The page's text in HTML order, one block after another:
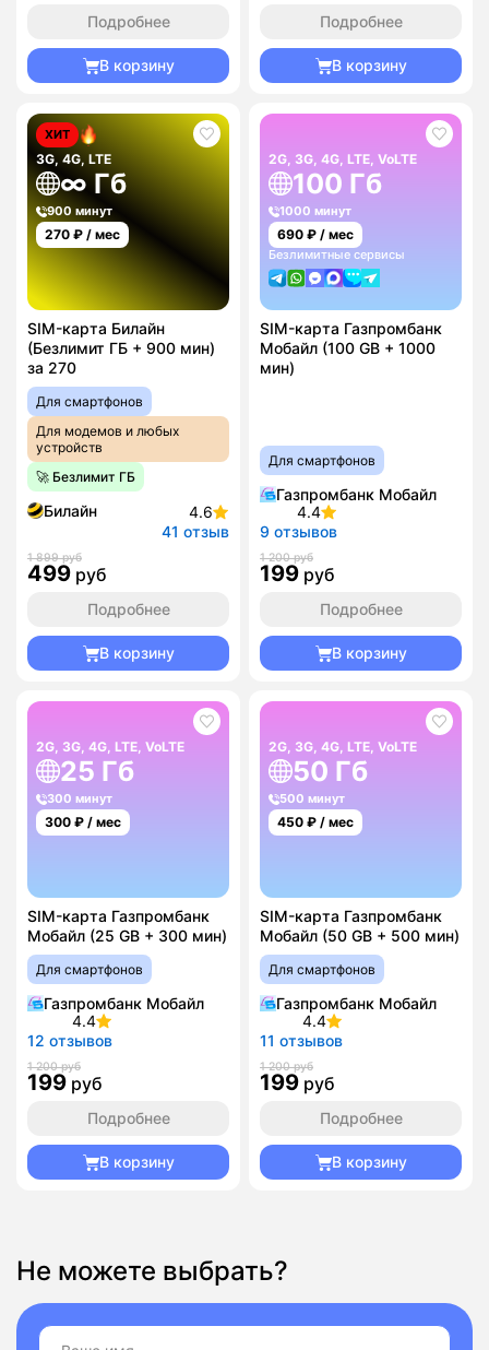
Подробнее
В корзину
Подробнее
В корзину
ХИТ
3G, 4G, LTE
∞ Гб
900 минут
270 ₽ / мес
SIM-карта Билайн
(Безлимит ГБ + 900 мин)
за 270
Для смартфонов
Для модемов и любых
устройств
🚀 Безлимит ГБ
Билайн
4.6
41 отзыв
1 899 руб
499 руб
Подробнее
В корзину
2G, 3G, 4G, LTE, VoLTE
100 Гб
1000 минут
690 ₽ / мес
Безлимитные сервисы
SIM-карта Газпромбанк
Мобайл (100 GB + 1000
мин)
Для смартфонов
Газпромбанк Мобайл
4.4
9 отзывов
1 200 руб
199 руб
Подробнее
В корзину
2G, 3G, 4G, LTE, VoLTE
25 Гб
300 минут
300 ₽ / мес
SIM-карта Газпромбанк
Мобайл (25 GB + 300 мин)
Для смартфонов
Газпромбанк Мобайл
4.4
12 отзывов
1 200 руб
199 руб
Подробнее
В корзину
2G, 3G, 4G, LTE, VoLTE
50 Гб
500 минут
450 ₽ / мес
SIM-карта Газпромбанк
Мобайл (50 GB + 500 мин)
Для смартфонов
Газпромбанк Мобайл
4.4
11 отзывов
1 200 руб
199 руб
Подробнее
В корзину
Не можете выбрать?